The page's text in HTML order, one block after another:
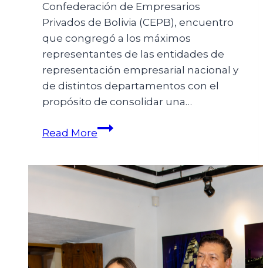
Confederación de Empresarios
Privados de Bolivia (CEPB), encuentro
que congregó a los máximos
representantes de las entidades de
representación empresarial nacional y
de distintos departamentos con el
propósito de consolidar una…
Read More